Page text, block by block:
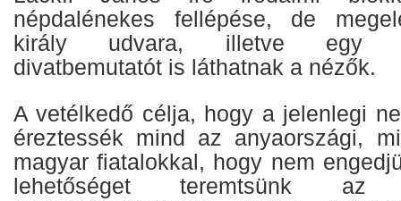
népdalénekes fellépése, de
király udvara, illetve egy
divatbemutatót is láthatnak a nézők.
A vetélkedő célja, hogy a jelenlegi
éreztessék mind az anyaországi,
magyar fiatalokkal, hogy nem
lehetőséget teremtsünk